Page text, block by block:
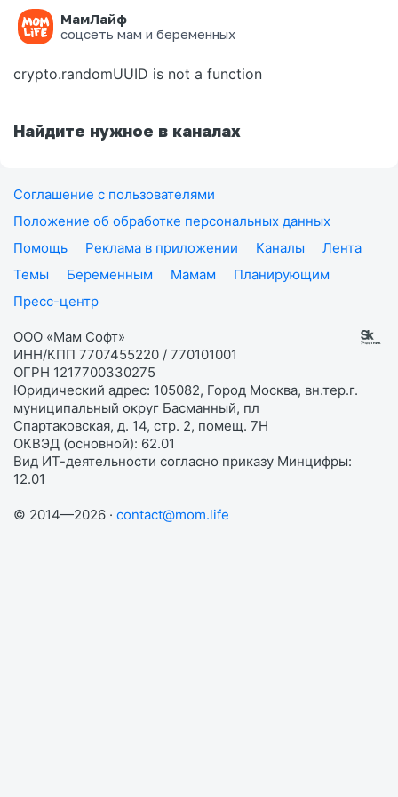
МамЛайф
соцсеть мам и беременных
Ошибка на странице
crypto.randomUUID is not a function
Найдите нужное в каналах
Соглашение с пользователями
Положение об обработке персональных данных
Помощь
Реклама в приложении Каналы
Лента
Темы
Беременным Мамам
Планирующим
Пресс-центр
ООО «Мам Софт»
ИНН/КПП 7707455220 / 770101001
ОГРН 1217700330275
Юридический адрес: 105082, Город Москва, вн.тер.г.
муниципальный округ Басманный, пл
Спартаковская, д. 14, стр. 2, помещ. 7Н
ОКВЭД (основной): 62.01
Вид ИТ-деятельности согласно приказу Минцифры:
12.01
© 2014—2026 · contact@mom.life